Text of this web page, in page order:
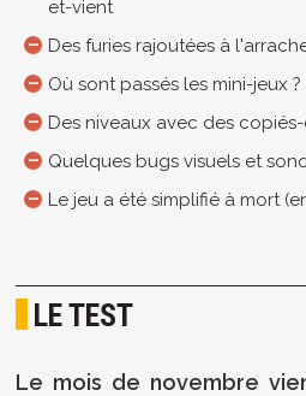
et-vient
Des furies rajoutées à
Où sont passés les mini-jeux ?
Des niveaux avec des
Quelques bugs visuels et
Le jeu a été simplifié à mort
LE TEST
Le mois de novembre